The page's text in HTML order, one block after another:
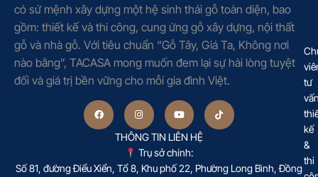
có sứ mệnh xây dựng một hệ sinh thái gỗ toàn diện, bao
gồm: thiết kế và thi công, cung ứng gỗ xây dựng, nội thất
gỗ và nhà gỗ. Với tiêu chuẩn “Gỗ Tây, Giá Ta, Không nơi
nào bằng”, TACASA mong muốn đem lại sự hài lòng tuyệt
đối và giá trị bền vững cho mỗi gia đình Việt.
THÔNG TIN LIÊN HỆ
Trụ sở chính:
Số 81, đường Điểu Xiển, Tổ 8, Khu phố 22, Phường Long Bình, Đồng
tư
kế
&
thi